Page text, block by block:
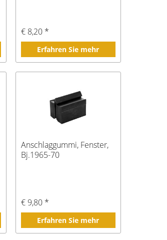
€ 8,20 *
Erfahren Sie mehr
Anschlaggummi, Fenster,
Bj.1965-70
€ 9,80 *
Erfahren Sie mehr